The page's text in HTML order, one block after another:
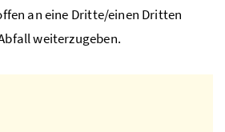
an eine Dritte/einen Dritten
weiterzugeben.